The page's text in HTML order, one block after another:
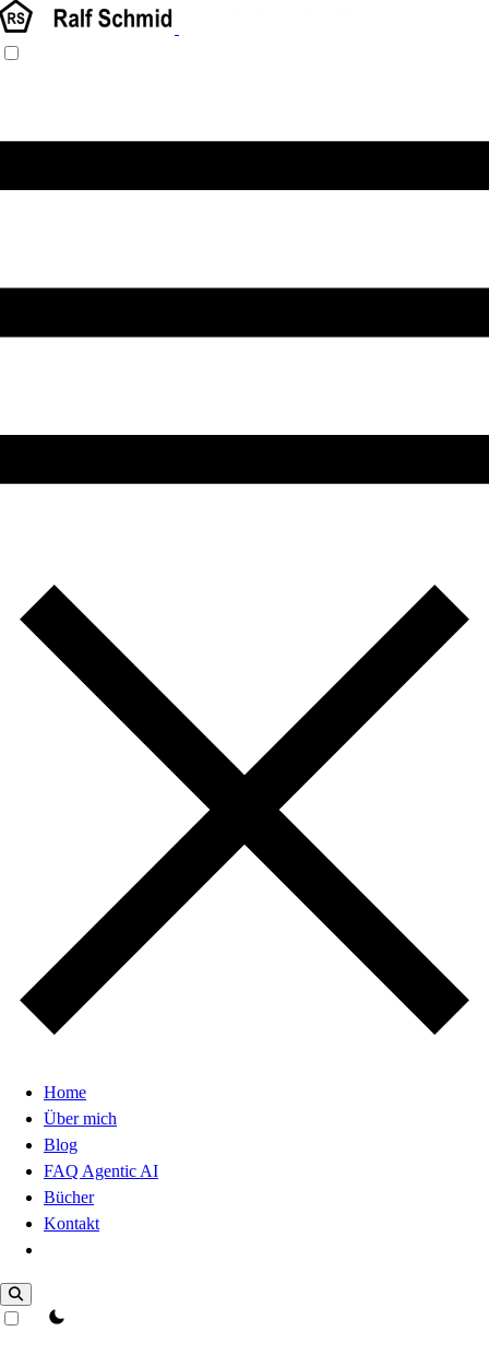
Home
Über mich
Blog
FAQ Agentic AI
Bücher
Kontakt
theme switcher